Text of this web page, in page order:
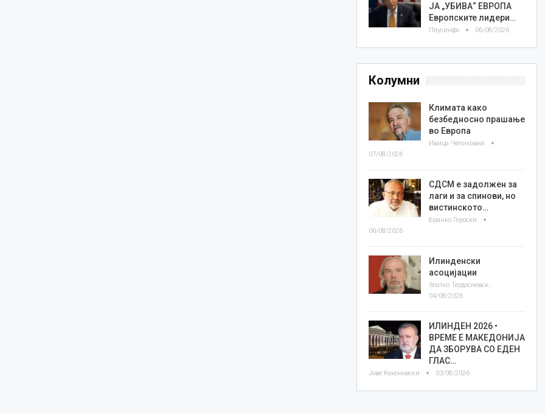
ЈА „УБИВА“ ЕВРОПА
Европските лидери…
Плусинфо 06/08/2026
Колумни
Климата како
безбедносно прашање
во Европа
Ивица Челиковиќ
07/08/2026
СДСМ е задолжен за
лаги и за спинови, но
вистинското…
Бранко Героски
06/08/2026
Илинденски
асоцијации
Златко Теодосиевски
04/08/2026
ИЛИНДЕН 2026 •
ВРЕМЕ Е МАКЕДОНИЈА
ДА ЗБОРУВА СО ЕДЕН
ГЛАС…
Јове Кекеновски 03/08/2026